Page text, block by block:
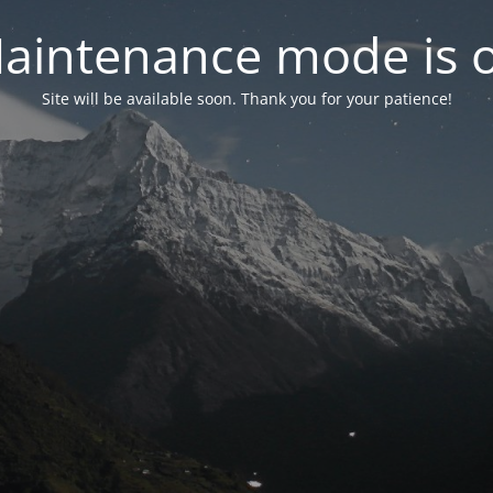
mode is
Site will be available soon. Thank you for your patience!